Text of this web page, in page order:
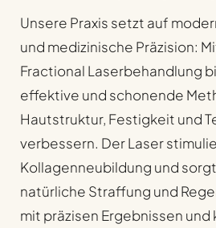
Unsere Praxis setzt auf
und medizinische Präzision:
Fractional Laserbehandlung
effektive und schonende
Hautstruktur, Festigkeit und
verbessern. Der Laser
Kollagenneubildung und
natürliche Straffung und
mit präzisen Ergebnissen und